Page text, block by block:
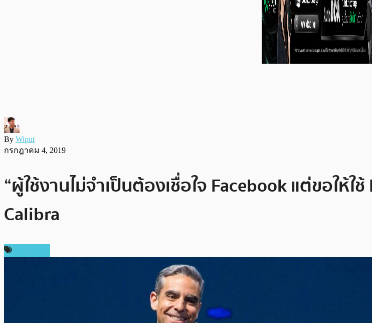
By Wiput
กรกฎาคม 4, 2019
“ผู้ใช้งานไม่จำเป็นต้องเชื่อใจ Facebook แต่ขอให้
Calibra